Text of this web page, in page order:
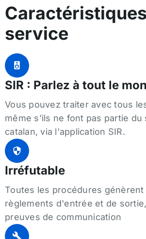
service
SIR : Parlez à tout le
Vous pouvez traiter avec tous
même s'ils ne font pas partie du
catalan, via l'application SIR.
Irréfutable
Toutes les procédures génèrent
règlements d'entrée et de
preuves de communication